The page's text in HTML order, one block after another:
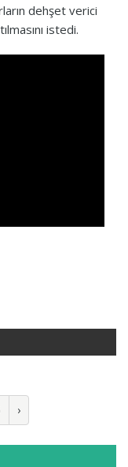
dehşet verici
istedi.
›